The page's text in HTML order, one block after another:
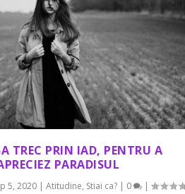
TREC PRIN IAD, PENTRU A
PARADISUL
5, 2020 |Atitudine, Stiai ca? | 0 |